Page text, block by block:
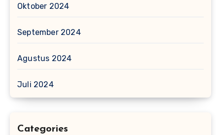
Oktober 2024
September 2024
Agustus 2024
Juli 2024
Categories